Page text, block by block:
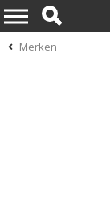
Merken